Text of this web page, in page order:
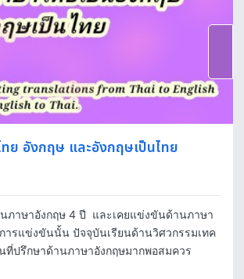
ย อังกฤษ และอังกฤษเป็นไทย
ภาษาอังกฤษ 4 ปี  และเคยแข่งขันด้านภาษา
ารแข่งขันนั้น ปัจจุบันเรียนด้านวิศวกรรมเทค
ที่ปรึกษาด้านภาษาอังกฤษมากพอสมควร